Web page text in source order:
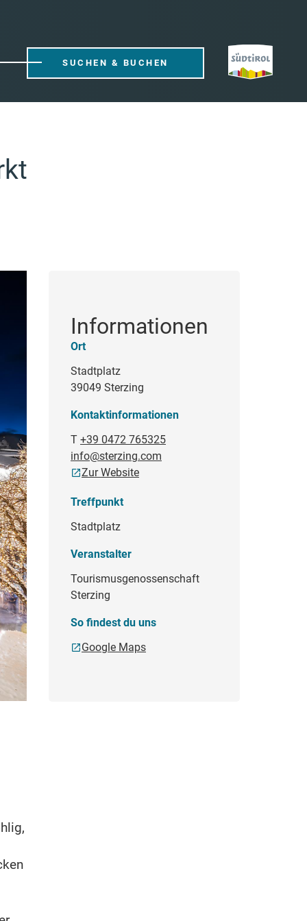
SUCHEN & BUCHEN
Informationen
Ort
Stadtplatz
39049 Sterzing
Kontaktinformationen
T +39 0472 765325
info@sterzing.com
Zur Website
Treffpunkt
Stadtplatz
Veranstalter
Tourismusgenossenschaft
Sterzing
So findest du uns
Google Maps